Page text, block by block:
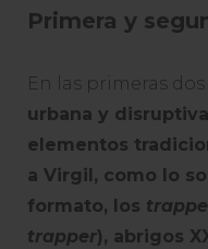
Primera y
En las primeras
urbana y
elementos
a Virgil, como lo
formato, los
trapper), abrigos